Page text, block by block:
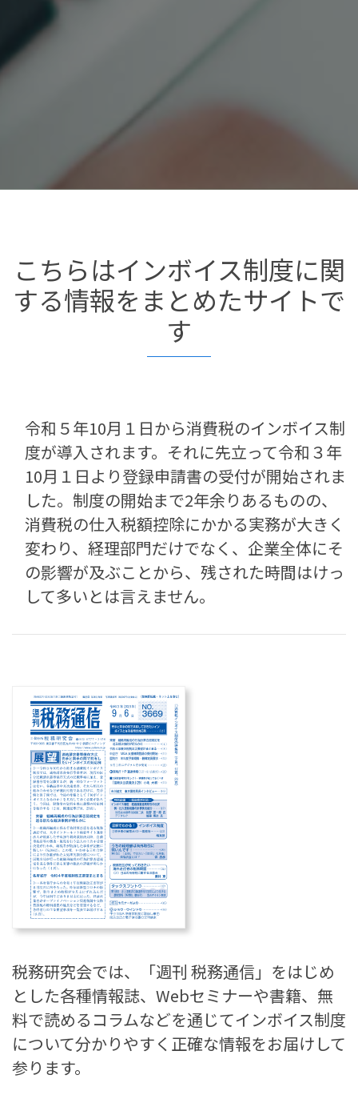
こちらはインボイス制度に関
する情報をまとめたサイトで
す
令和５年10月１日から消費税のインボイス制
度が導入されます。それに先立って令和３年
10月１日より登録申請書の受付が開始されま
した。制度の開始まで2年余りあるものの、
消費税の仕入税額控除にかかる実務が大きく
変わり、経理部門だけでなく、企業全体にそ
の影響が及ぶことから、残された時間はけっ
して多いとは言えません。
税務研究会では、「週刊 税務通信」をはじめ
とした各種情報誌、Webセミナーや書籍、無
料で読めるコラムなどを通じてインボイス制度
について分かりやすく正確な情報をお届けして
参ります。